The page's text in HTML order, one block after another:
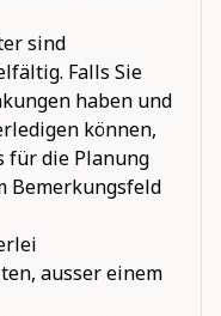
sind
Falls Sie
haben und
können,
für die Planung
Bemerkungsfeld
ausser einem